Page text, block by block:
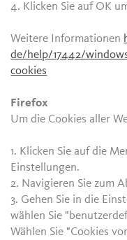
4. Klicken Sie auf OK
Weitere Informationen
de/help/17442/
cookies
Firefox
Um die Cookies aller
1. Klicken Sie auf die
Einstellungen.
2. Navigieren Sie zum
3. Gehen Sie in die
wählen Sie
Wählen Sie "Cookies